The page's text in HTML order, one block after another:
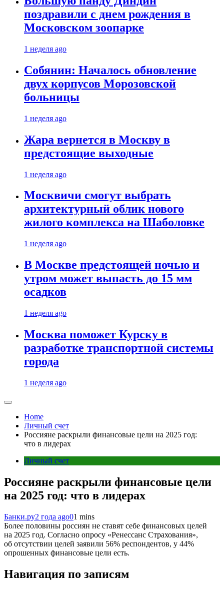
поздравили с днем рождения в
Московском зоопарке
1 неделя ago
Собянин: Началось обновление
двух корпусов Морозовской
больницы
1 неделя ago
Жара вернется в Москву в
предстоящие выходные
1 неделя ago
Москвичи смогут выбрать
архитектурный облик нового
жилого комплекса на Шаболовке
1 неделя ago
В Москве предстоящей ночью и
утром может выпасть до 15 мм
осадков
1 неделя ago
Москва поможет Курску в
разработке транспортной системы
города
1 неделя ago
Home
Личный счет
Россияне раскрыли финансовые цели на 2025 год:
что в лидерах
Личный счет
Россияне раскрыли финансовые цели
на 2025 год: что в лидерах
Банки.ру2 года ago01 mins
Более половины россиян не ставят себе финансовых целей
на 2025 год. Согласно опросу «Ренессанс Страхования»,
об отсутствии целей заявили 56% респондентов, у 44%
опрошенных финансовые цели есть.
Навигация по записям